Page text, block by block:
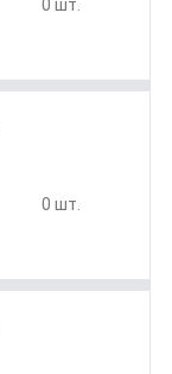
0 шт.
0 шт.